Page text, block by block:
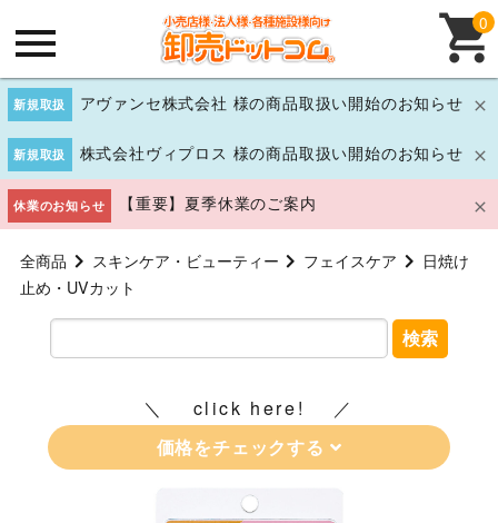
新規取扱 アヴァンセ株式会社 様の商品取扱い開始のお知らせ
新規取扱 株式会社ヴィプロス 様の商品取扱い開始のお知らせ
休業のお知らせ 【重要】夏季休業のご案内
0
全商品 スキンケア・ビューティー フェイスケア
日焼け
止め・UVカット
検索
click here!
価格をチェックする